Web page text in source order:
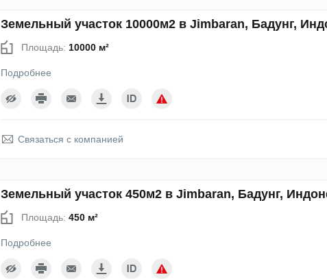
Земельный участок 10000м2 в Jimbaran, Бадунг,
Площадь: 10000 м²
Подробнее
Связаться с компанией
Земельный участок 450м2 в Jimbaran, Бадунг,
Площадь: 450 м²
Подробнее